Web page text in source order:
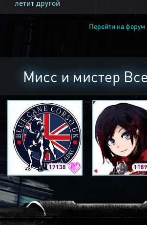
летит другой
Перейти на форум
Мисс и мистер
17138